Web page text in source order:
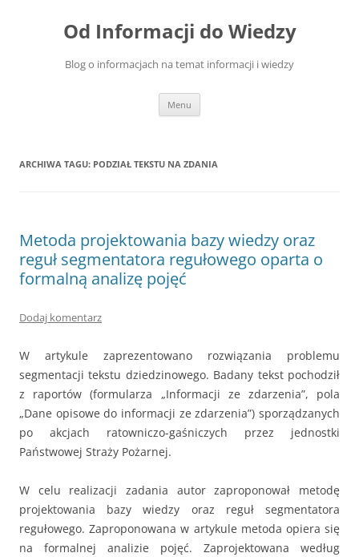
Od Informacji do Wiedzy
Blog o informacjach na temat informacji i wiedzy
Menu
ARCHIWA TAGU: PODZIAŁ TEKSTU NA ZDANIA
Metoda projektowania bazy wiedzy oraz
reguł segmentatora regułowego oparta o
formalną analizę pojęć
Dodaj komentarz
W artykule zaprezentowano rozwiązania problemu
segmentacji tekstu dziedzinowego. Badany tekst pochodził
z raportów (formularza „Informacji ze zdarzenia”, pola
„Dane opisowe do informacji ze zdarzenia”) sporządzanych
po akcjach ratowniczo-gaśniczych przez jednostki
Państwowej Straży Pożarnej.
W celu realizacji zadania autor zaproponował metodę
projektowania bazy wiedzy oraz reguł segmentatora
regułowego. Zaproponowana w artykule metoda opiera się
na formalnej analizie pojęć. Zaprojektowana według